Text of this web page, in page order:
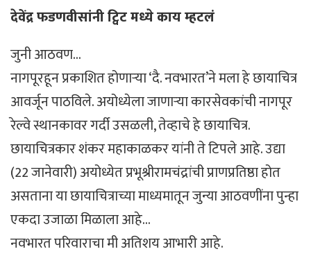
देवेंद्र फडणवीसांनी ट्विट मध्ये काय म्हटलं
जुनी आठवण…
नागपूरहून प्रकाशित होणार्‍या ‘दै. नवभारत’ने मला हे छायाचित्र
आवर्जून पाठविले. अयोध्येला जाणार्‍या कारसेवकांची नागपूर
रेल्वे स्थानकावर गर्दी उसळली, तेव्हाचे हे छायाचित्र.
छायाचित्रकार शंकर महाकाळकर यांनी ते टिपले आहे. उद्या
(22 जानेवारी) अयोध्येत प्रभूश्रीरामचंद्रांची प्राणप्रतिष्ठा होत
असताना या छायाचित्राच्या माध्यमातून जुन्या आठवणींना पुन्हा
एकदा उजाळा मिळाला आहे…
नवभारत परिवाराचा मी अतिशय आभारी आहे.